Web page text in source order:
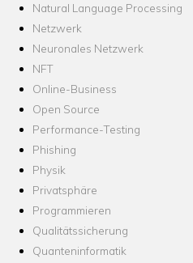
Natural Language Processing
Netzwerk
Neuronales Netzwerk
NFT
Online-Business
Open Source
Performance-Testing
Phishing
Physik
Privatsphäre
Programmieren
Qualitätssicherung
Quanteninformatik